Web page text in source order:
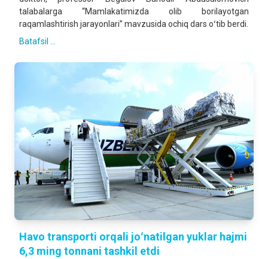
talabalarga “Mamlakatimizda olib borilayotgan
raqamlashtirish jarayonlari” mavzusida ochiq dars oʻtib berdi.
Batafsil ...
Havo transporti orqali joʻnatilgan yuklar hajmi
6,3 ming tonnani tashkil etdi